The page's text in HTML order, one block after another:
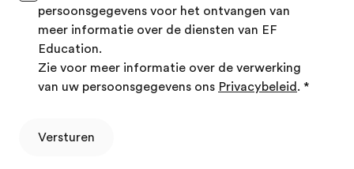
persoonsgegevens voor het ontvangen van
meer informatie over de diensten van EF
Education.
Zie voor meer informatie over de verwerking
van uw persoonsgegevens ons Privacybeleid . *
Versturen